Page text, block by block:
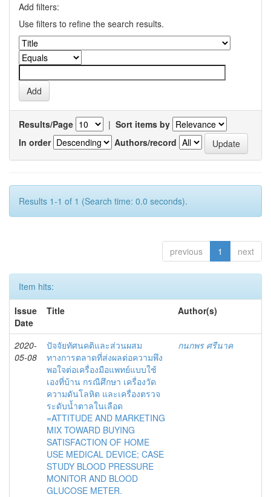
Add filters:
Use filters to refine the search results.
Results/Page | Sort items by
In order
Authors/record
Results 1-1 of 1 (Search time: 0.0 seconds).
previous 1 next
Item hits:
Issue
Date
Title Author(s)
2020-
05-08
ปัจจัยทัศนคติและส่วนผสม
ทางการตลาดที่ส่งผลต่อความพึง
พอใจต่อเครื่องมือแพทย์แบบใช้
เองที่บ้าน กรณีศึกษา เครื่องวัด
ความดันโลหิต และเครื่องตรวจ
ระดับน้ำตาลในเลือด
=ATTITUDE AND MARKETING
MIX TOWARD BUYING
SATISFACTION OF HOME
USE MEDICAL DEVICE; CASE
STUDY BLOOD PRESSURE
MONITOR AND BLOOD
GLUCOSE METER.
กนกพร ศรีนาค